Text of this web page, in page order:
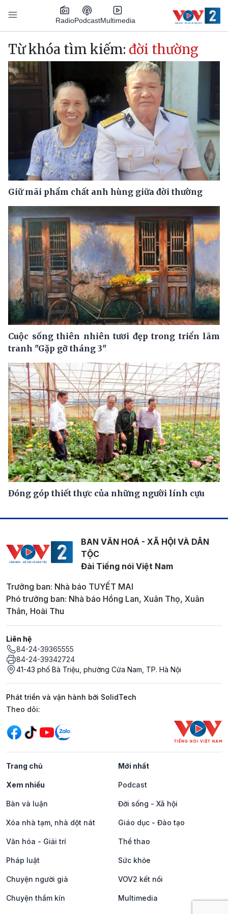
Nhảy đến nội dung
RadioPodcastMultimedia
Main navigation
Từ khóa tìm kiếm: đời thường
Giữ mãi phẩm chất anh hùng giữa đời thường
Cuộc sống thiên nhiên tươi đẹp trong triển lãm
tranh "Gặp gỡ tháng 3"
Đóng góp thiết thực của những người lính cựu
BAN VĂN HOÁ - XÃ HỘI VÀ DÂN
TỘC
Đài Tiếng nói Việt Nam
Trưởng ban: Nhà báo TUYẾT MAI
Phó trưởng ban: Nhà báo Hồng Lan, Xuân Thọ, Xuân
Thân, Hoài Thu
Liên hệ
84-24-39365555
84-24-39342724
41-43 phố Bà Triệu, phường Cửa Nam, TP. Hà Nội
Phát triển và vận hành bởi SolidTech
Mạng xã hội
Theo dõi:
Trang chủ Mới nhất
Xem nhiều Podcast
Bàn và luận Đời sống - Xã hội
Xóa nhà tạm, nhà dột nát Giáo dục - Đào tạo
Văn hóa - Giải trí Thể thao
Pháp luật Sức khỏe
Chuyện người già VOV2 kết nối
Chuyện thầm kín Multimedia